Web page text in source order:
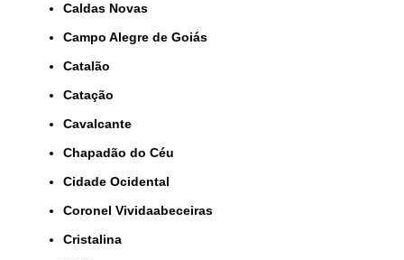
Caldas Novas
Campo Alegre de Goiás
Catalão
Catação
Cavalcante
Chapadão do Céu
Cidade Ocidental
Coronel Vividaabeceiras
Cristalina